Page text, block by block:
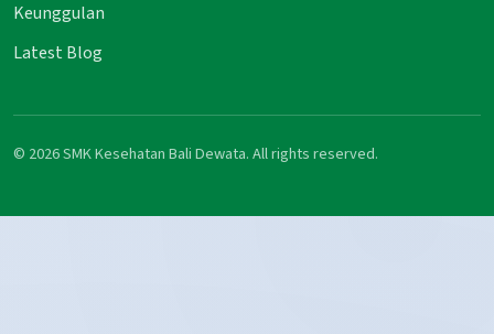
Keunggulan
Latest Blog
© 2026 SMK Kesehatan Bali Dewata. All rights reserved.